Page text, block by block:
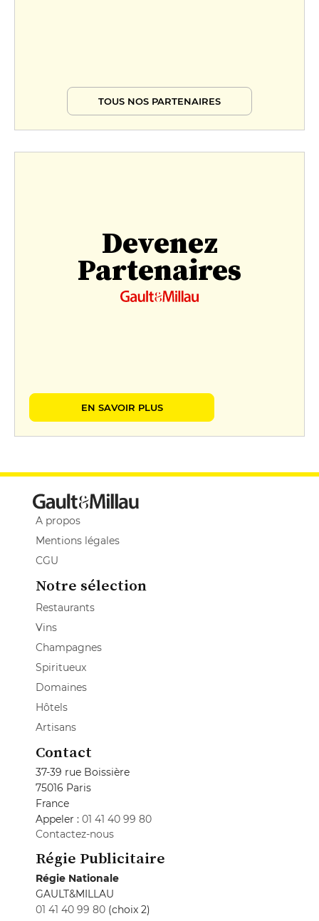
TOUS NOS PARTENAIRES
Devenez
Partenaires
EN SAVOIR PLUS
A propos
Mentions légales
CGU
Notre sélection
Restaurants
Vins
Champagnes
Spiritueux
Domaines
Hôtels
Artisans
Contact
37-39 rue Boissière
75016 Paris
France
Appeler : 01 41 40 99 80
Contactez-nous
Régie Publicitaire
Régie Nationale
GAULT&MILLAU
01 41 40 99 80 (choix 2)